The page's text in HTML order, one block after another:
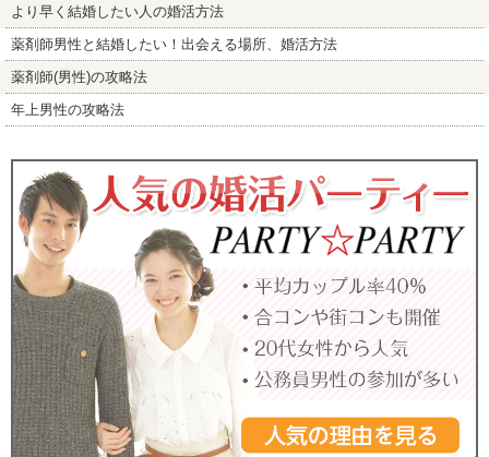
より早く結婚したい人の婚活方法
薬剤師男性と結婚したい！出会える場所、婚活方法
薬剤師(男性)の攻略法
年上男性の攻略法